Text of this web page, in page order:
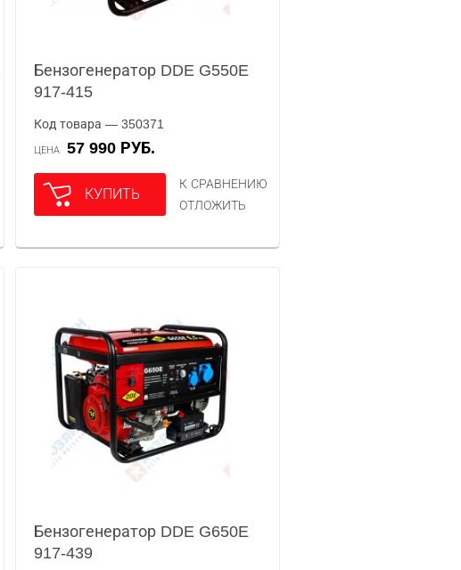
Бензогенератор DDE G550E
917-415
Код товара — 350371
ЦЕНА 57 990 РУБ.
КУПИТЬ
К СРАВНЕНИЮ
ОТЛОЖИТЬ
Бензогенератор DDE G650E
917-439